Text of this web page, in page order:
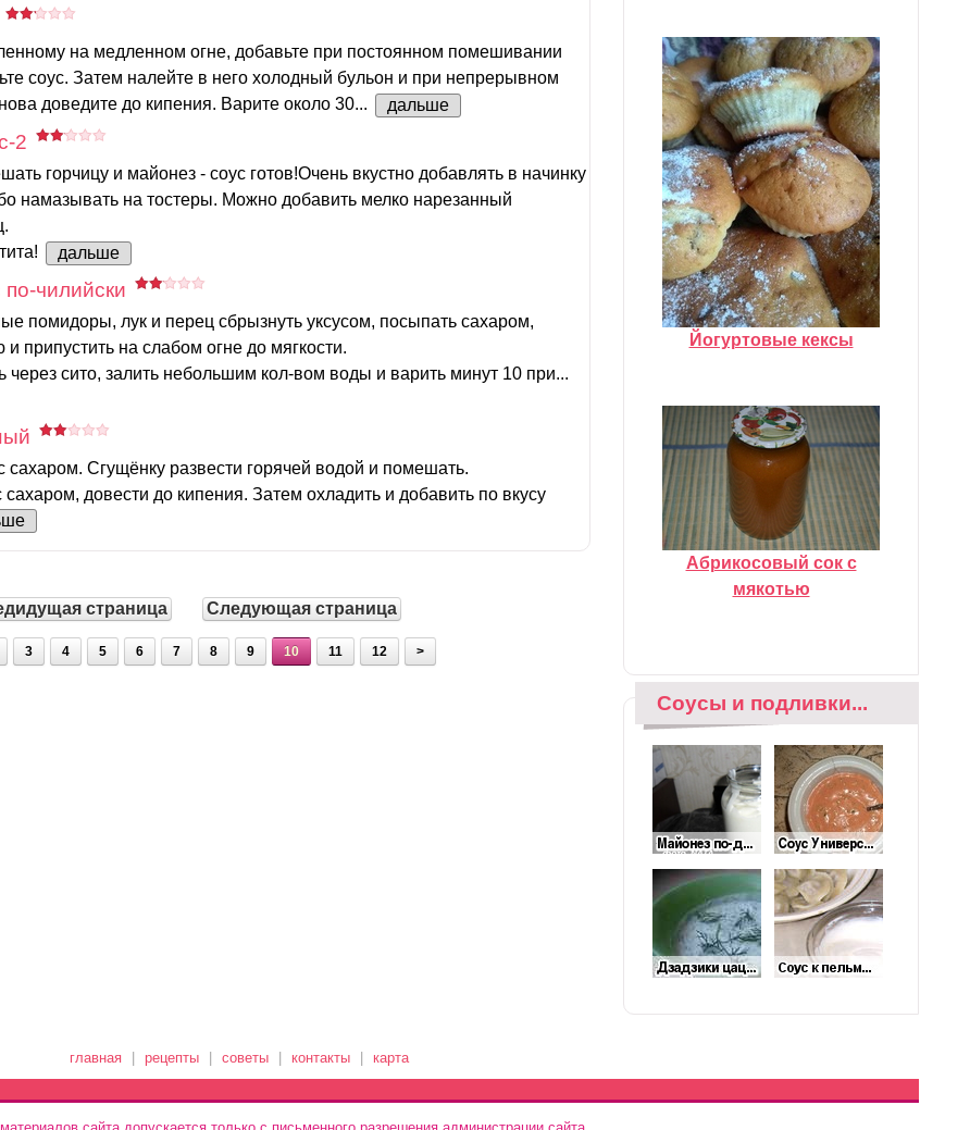
на медленном огне, добавьте при постоянном помешивании
соус. Затем налейте в него холодный бульон и при непрерывном
доведите до кипения. Варите около 30...
дальше
2
горчицу и майонез - соус готов!Очень вкустно добавлять в начинку
намазывать на тостеры. Можно добавить мелко нарезанный
дальше
чилийски
помидоры, лук и перец сбрызнуть уксусом, посыпать сахаром,
и припустить на слабом огне до мягкости.
через сито, залить небольшим кол-вом воды и варить минут 10 при...
сахаром. Сгущёнку развести горячей водой и помешать.
сахаром, довести до кипения. Затем охладить и добавить по вкусу
страница Следующая страница
3 4 5 6 7 8 9 10 11 12 >
Йогуртовые кексы
Абрикосовый сок с
мякотью
Соусы и подливки...
главная рецепты советы контакты карта